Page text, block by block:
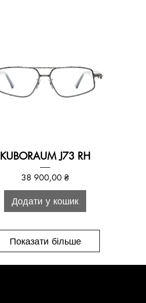
KUBORAUM J73 RH
Ціна
38 900,00 ₴
Додати у кошик
Показати більше